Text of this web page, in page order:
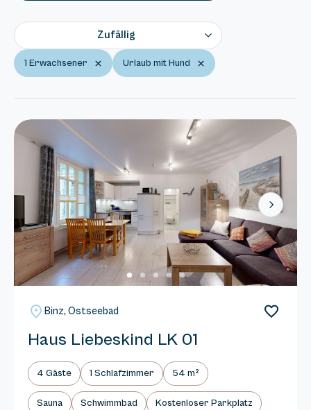
1 Erwachsener Urlaub mit Hund
Zufällig
Next
Binz, Ostseebad
Haus Liebeskind LK 01
4 Gäste 1 Schlafzimmer 54 m²
Sauna Schwimmbad Kostenloser Parkplatz